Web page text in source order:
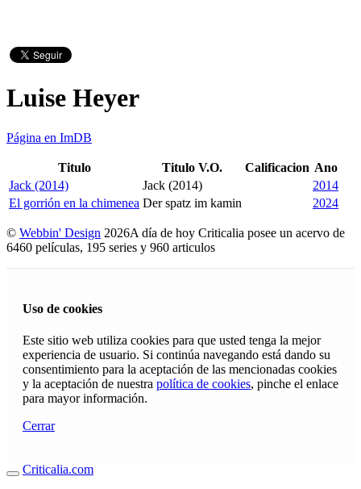
Luise Heyer
Página en ImDB
Titulo Titulo V.O. Calificacion Ano
Jack (2014)
Jack (2014)
2014
El gorrión en la chimenea Der spatz im kamin 2024
© Webbin' Design 2026A día de hoy Criticalia posee un acervo de
6460 películas, 195 series y 960 articulos
Uso de cookies
Este sitio web utiliza cookies para que usted tenga la mejor
experiencia de usuario. Si continúa navegando está dando su
consentimiento para la aceptación de las mencionadas cookies
y la aceptación de nuestra política de cookies, pinche el enlace
para mayor información.
Cerrar
Criticalia.com